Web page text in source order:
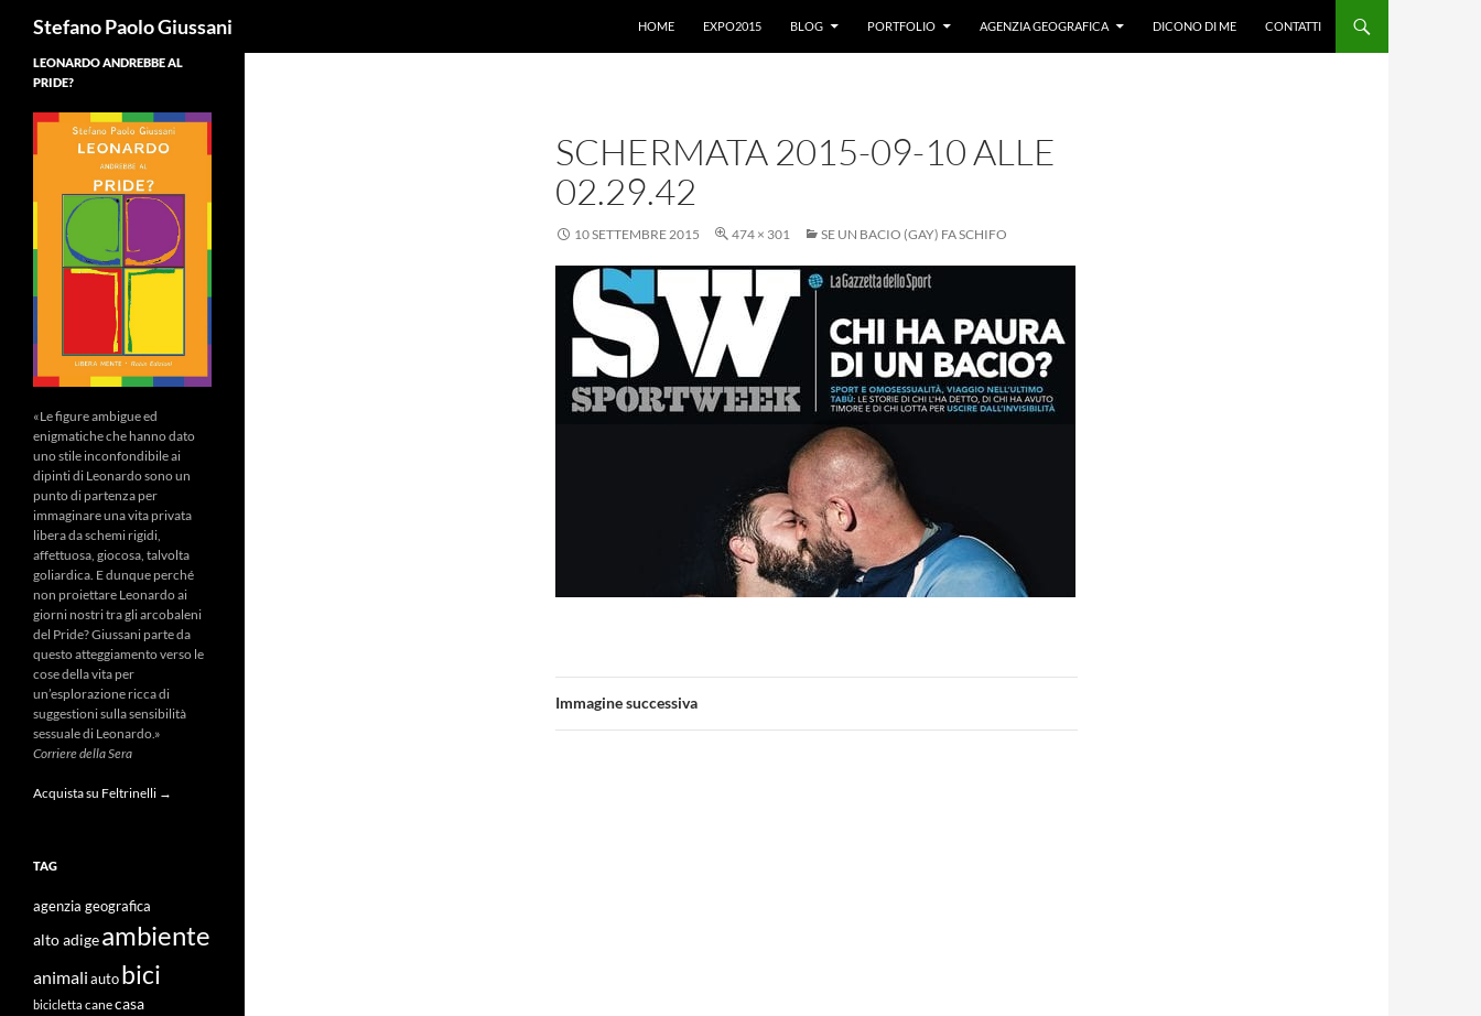
Stefano Paolo Giussani
HOME
EXPO2015 BLOG PORTFOLIO AGENZIA GEOGRAFICA DICONO DI ME CONTATTI
SCHERMATA 2015-09-10 ALLE
02.29.42
10 SETTEMBRE 2015 474 × 301 SE UN BACIO (GAY) FA SCHIFO
Immagine successiva
LEONARDO ANDREBBE AL
PRIDE?
«Le figure ambigue ed
enigmatiche che hanno dato
uno stile inconfondibile ai
dipinti di Leonardo sono un
punto di partenza per
immaginare una vita privata
libera da schemi rigidi,
affettuosa, giocosa, talvolta
goliardica. E dunque perché
non proiettare Leonardo ai
giorni nostri tra gli arcobaleni
del Pride? Giussani parte da
questo atteggiamento verso le
cose della vita per
un’esplorazione ricca di
suggestioni sulla sensibilità
sessuale di Leonardo.»
Corriere della Sera
Acquista su Feltrinelli →
TAG
agenzia geografica
alto adigeambiente
animali auto bici
bicicletta canecasa